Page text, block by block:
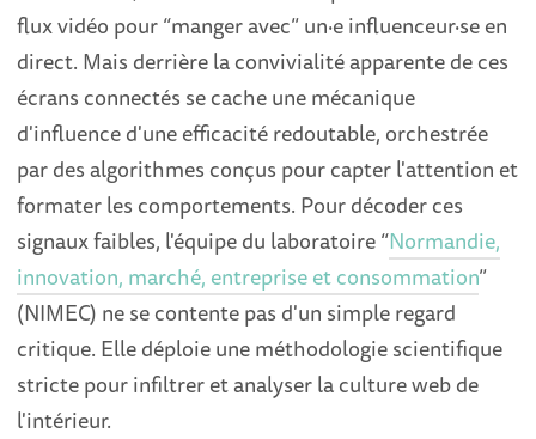
flux vidéo pour “manger avec” un·e influenceur·se en
direct. Mais derrière la convivialité apparente de ces
écrans connectés se cache une mécanique
d'influence d'une efficacité redoutable, orchestrée
par des algorithmes conçus pour capter l'attention et
formater les comportements. Pour décoder ces
signaux faibles, l'équipe du laboratoire “Normandie,
innovation, marché, entreprise et consommation”
(NIMEC) ne se contente pas d'un simple regard
critique. Elle déploie une méthodologie scientifique
stricte pour infiltrer et analyser la culture web de
l'intérieur.